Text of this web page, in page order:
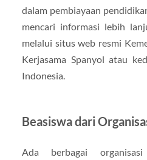
dalam pembiayaan
mencari informasi lebih
melalui situs web resmi
Kerjasama Spanyol atau
Indonesia.
Beasiswa dari
Ada berbagai